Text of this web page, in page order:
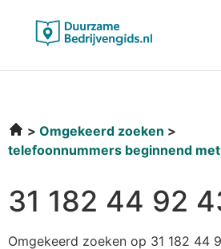
Omgekeerd zoeken
telefoonnummers beginnend
31 182 44 92
Omgekeerd zoeken op 31 182 44